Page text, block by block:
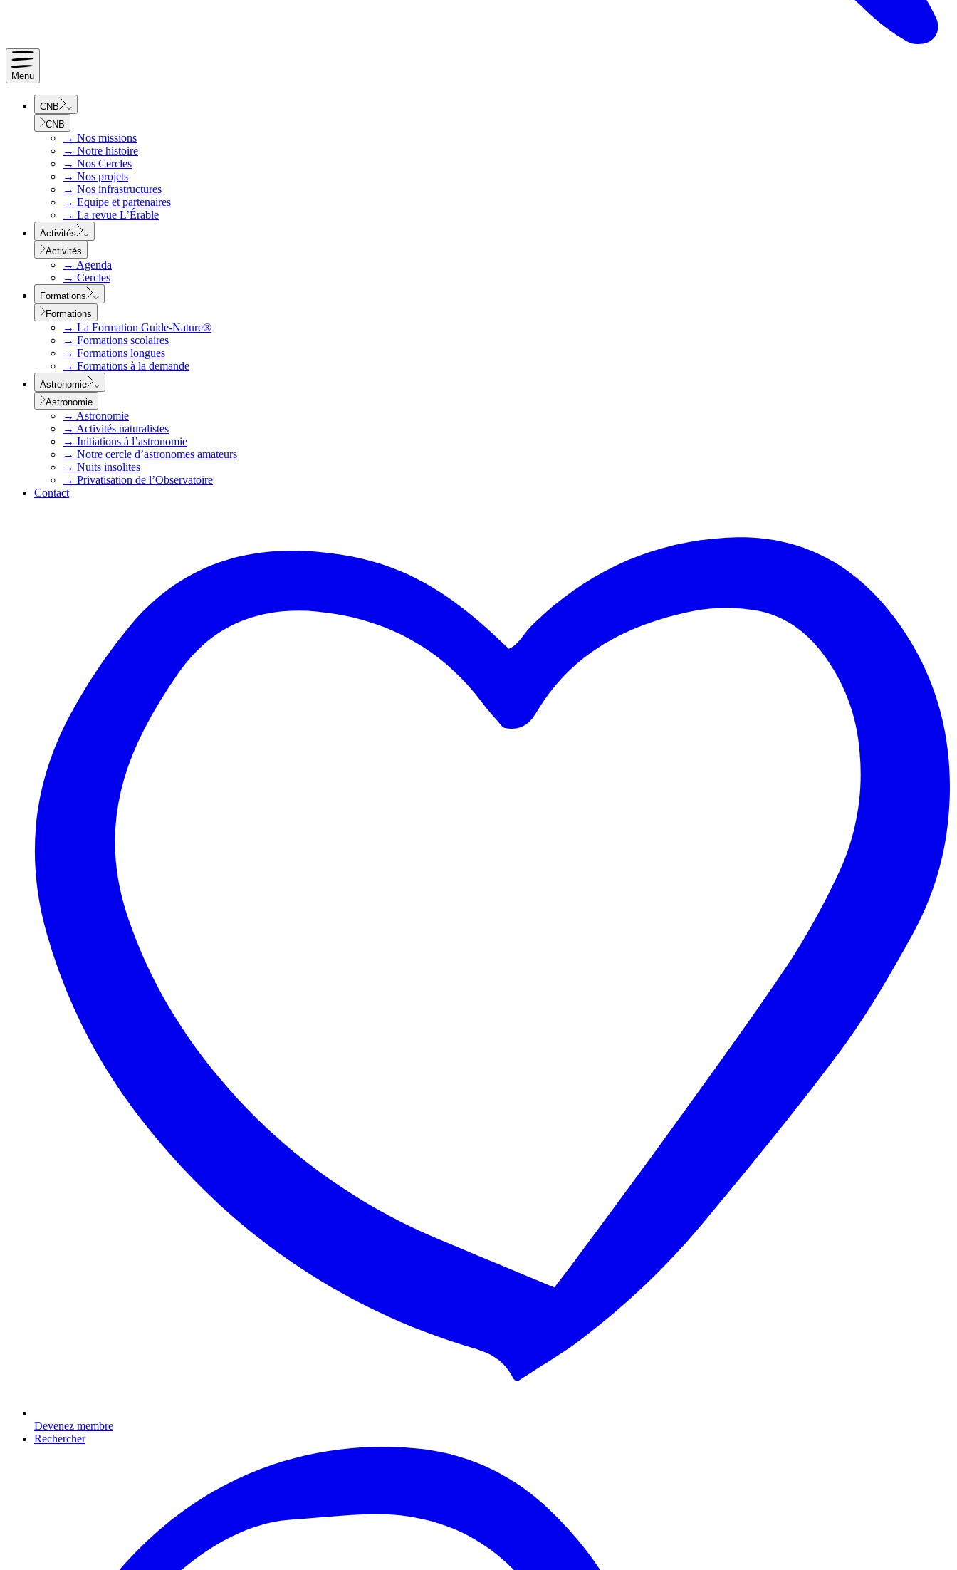
Menu
CNB
CNB
→ Nos missions
→ Notre histoire
→ Nos Cercles
→ Nos projets
→ Nos infrastructures
→ Equipe et partenaires
→ La revue L’Érable
Activités
Activités
→ Agenda
→ Cercles
Formations
Formations
→ La Formation Guide-Nature®
→ Formations scolaires
→ Formations longues
→ Formations à la demande
Astronomie
Astronomie
→ Astronomie
→ Activités naturalistes
→ Initiations à l’astronomie
→ Notre cercle d’astronomes amateurs
→ Nuits insolites
→ Privatisation de l’Observatoire
Contact
Devenez membre
Rechercher